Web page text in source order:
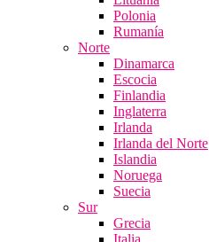
Polonia
Rumanía
Norte
Dinamarca
Escocia
Finlandia
Inglaterra
Irlanda
Irlanda del Norte
Islandia
Noruega
Suecia
Sur
Grecia
Italia